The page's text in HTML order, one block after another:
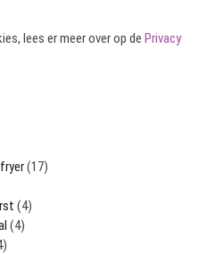
lees er meer over op de Privacy
(17)
(4)
(4)